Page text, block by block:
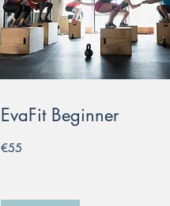
EvaFit Beginner
euros
€55